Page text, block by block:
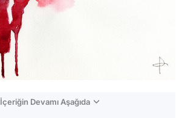
İçeriğin Devamı Aşağıda